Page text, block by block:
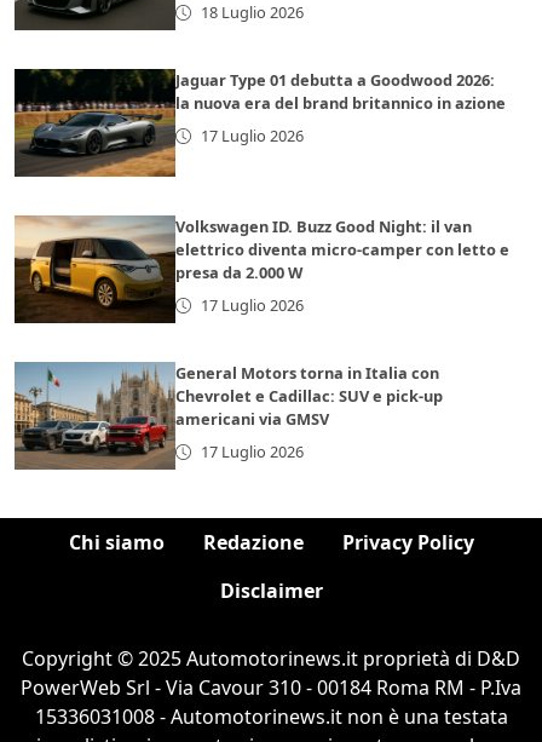
18 Luglio 2026
Jaguar Type 01 debutta a Goodwood 2026:
la nuova era del brand britannico in azione
17 Luglio 2026
Volkswagen ID. Buzz Good Night: il van
elettrico diventa micro-camper con letto e
presa da 2.000 W
17 Luglio 2026
General Motors torna in Italia con
Chevrolet e Cadillac: SUV e pick-up
americani via GMSV
17 Luglio 2026
Chi siamo Redazione
Privacy Policy
Disclaimer
Copyright © 2025 Automotorinews.it proprietà di D&D
PowerWeb Srl - Via Cavour 310 - 00184 Roma RM - P.Iva
15336031008 - Automotorinews.it non è una testata